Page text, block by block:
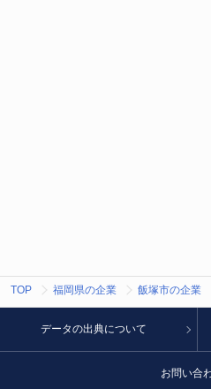
TOP 福岡県の企業 飯塚市の企業
データの出典について
お問い合